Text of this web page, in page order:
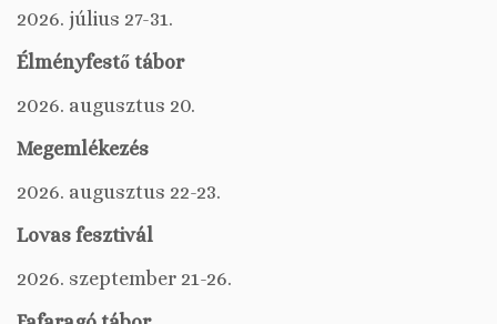
2026. július 27-31.
Élményfestő tábor
2026. augusztus 20.
Megemlékezés
2026. augusztus 22-23.
Lovas fesztivál
2026. szeptember 21-26.